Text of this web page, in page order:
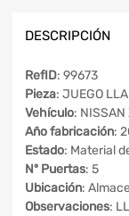
DESCRIPCIÓN
RefID: 99673
Pieza: JUEGO
Vehículo:
Año fabricación:
Estado: Material
Nº Puertas: 5
Ubicación:
Observaciones: